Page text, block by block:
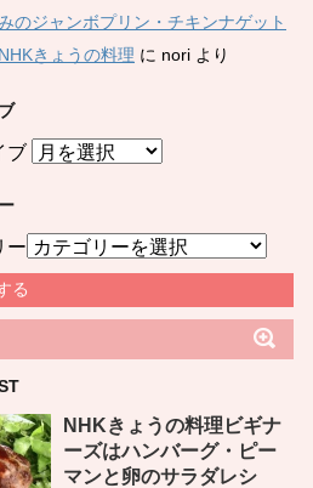
のジャンボプリン・チキンナゲット
きょうの料理 に nori より
ブ
ー
る
NHKきょうの料理ビギナ
ーズはハンバーグ・ピー
マンと卵のサラダレシ